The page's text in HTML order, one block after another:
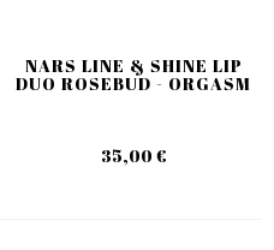
NARS LINE & SHINE LIP
DUO ROSEBUD - ORGASM
35,00 €